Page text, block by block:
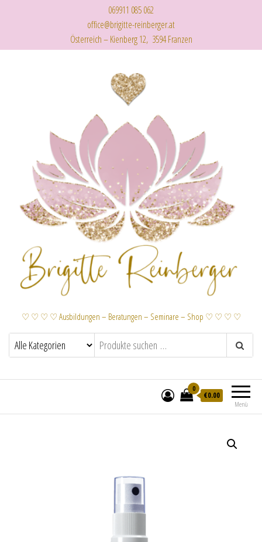
069911 085 062
office@brigitte-reinberger.at
Österreich – Kienberg 12, 3594 Franzen
♡ ♡ ♡ ♡ Ausbildungen – Beratungen – Seminare – Shop ♡ ♡ ♡ ♡
Menü
0
€0.00